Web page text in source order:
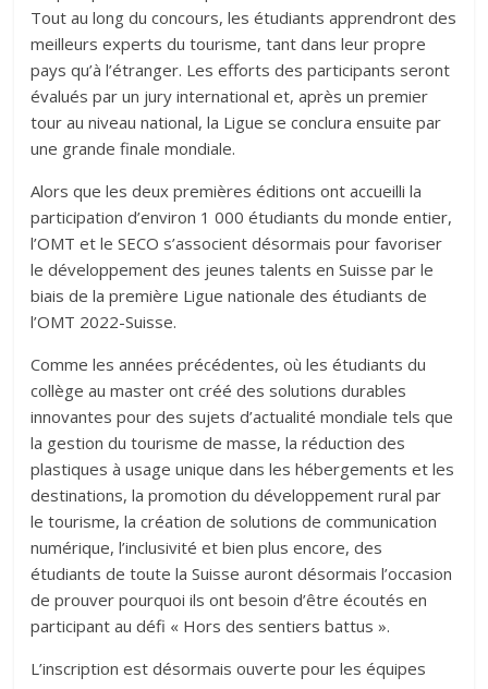
Tout au long du concours, les étudiants apprendront des
meilleurs experts du tourisme, tant dans leur propre
pays qu’à l’étranger. Les efforts des participants seront
évalués par un jury international et, après un premier
tour au niveau national, la Ligue se conclura ensuite par
une grande finale mondiale.
Alors que les deux premières éditions ont accueilli la
participation d’environ 1 000 étudiants du monde entier,
l’OMT et le SECO s’associent désormais pour favoriser
le développement des jeunes talents en Suisse par le
biais de la première Ligue nationale des étudiants de
l’OMT 2022-Suisse.
Comme les années précédentes, où les étudiants du
collège au master ont créé des solutions durables
innovantes pour des sujets d’actualité mondiale tels que
la gestion du tourisme de masse, la réduction des
plastiques à usage unique dans les hébergements et les
destinations, la promotion du développement rural par
le tourisme, la création de solutions de communication
numérique, l’inclusivité et bien plus encore, des
étudiants de toute la Suisse auront désormais l’occasion
de prouver pourquoi ils ont besoin d’être écoutés en
participant au défi « Hors des sentiers battus ».
L’inscription est désormais ouverte pour les équipes